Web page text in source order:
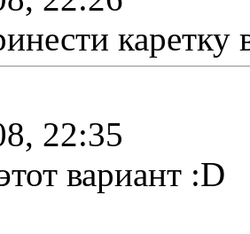
каретку
22:35
вариант :D